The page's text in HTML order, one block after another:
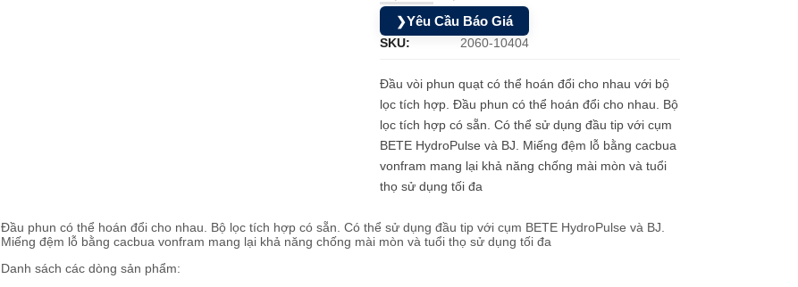
❯Yêu Cầu Báo Giá
SKU: 2060-10404
Đầu vòi phun quạt có thể hoán đổi cho nhau với bộ
lọc tích hợp. Đầu phun có thể hoán đổi cho nhau. Bộ
lọc tích hợp có sẵn. Có thể sử dụng đầu tip với cụm
BETE HydroPulse và BJ. Miếng đệm lỗ bằng cacbua
vonfram mang lại khả năng chống mài mòn và tuổi
thọ sử dụng tối đa
Đầu phun có thể hoán đổi cho nhau. Bộ lọc tích hợp có sẵn. Có thể sử dụng đầu tip với cụm BETE HydroPulse và BJ.
Miếng đệm lỗ bằng cacbua vonfram mang lại khả năng chống mài mòn và tuổi thọ sử dụng tối đa
Danh sách các dòng sản phẩm: